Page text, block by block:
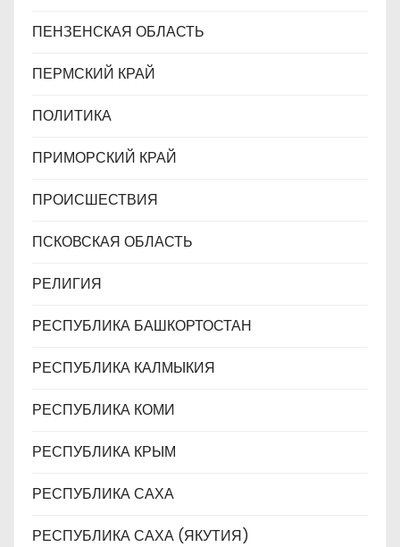
ПЕНЗЕНСКАЯ ОБЛАСТЬ
ПЕРМСКИЙ КРАЙ
ПОЛИТИКА
ПРИМОРСКИЙ КРАЙ
ПРОИСШЕСТВИЯ
ПСКОВСКАЯ ОБЛАСТЬ
РЕЛИГИЯ
РЕСПУБЛИКА БАШКОРТОСТАН
РЕСПУБЛИКА КАЛМЫКИЯ
РЕСПУБЛИКА КОМИ
РЕСПУБЛИКА КРЫМ
РЕСПУБЛИКА САХА
РЕСПУБЛИКА САХА (ЯКУТИЯ)